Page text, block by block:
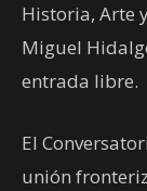
Historia, Arte
Miguel
entrada libre.
El
unión